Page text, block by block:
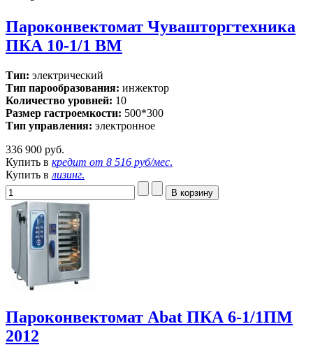
Пароконвектомат Чувашторгтехника
ПКА 10-1/1 ВМ
Тип: электрический
Тип парообразования: инжектор
Количество уровней: 10
Размер гастроемкости: 500*300
Тип управления: электронное
336 900 руб.
Купить в кредит от 8 516 руб/мес.
Купить в лизинг.
Пароконвектомат Abat ПКА 6-1/1ПМ
2012